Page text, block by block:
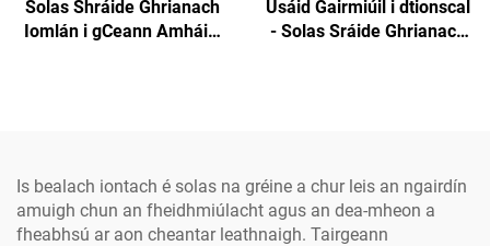
Solas Shráide Ghrianach
Iomlán i gCeann Amháin,
Úsáid Gairmiúil i dtionscal
- Solas Sráide Ghrianach
400W, 500W
Is bealach iontach é solas na gréine a chur leis an ngairdín
amuigh chun an fheidhmiúlacht agus an dea-mheon a
fheabhsú ar aon cheantar leathnaigh. Tairgeann